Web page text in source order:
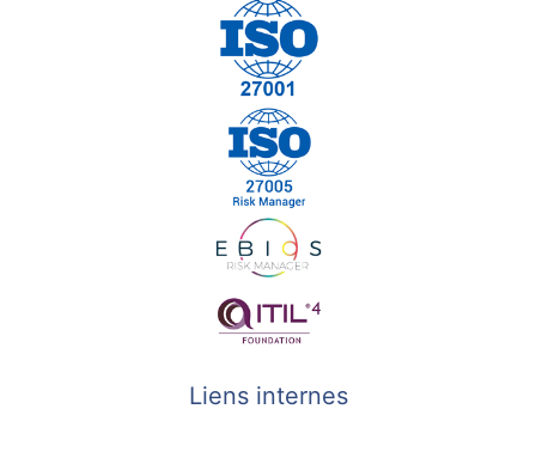
Liens internes